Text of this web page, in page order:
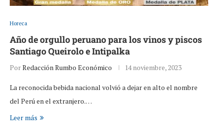
Horeca
Año de orgullo peruano para los vinos y piscos
Santiago Queirolo e Intipalka
PorRedacción Rumbo Económico 14 noviembre, 2023
La reconocida bebida nacional volvió a dejar en alto el nombre
del Perú en el extranjero.…
Leer más